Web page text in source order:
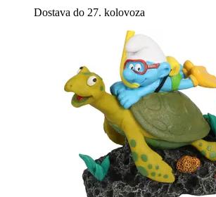
Dostava do 27. kolovoza